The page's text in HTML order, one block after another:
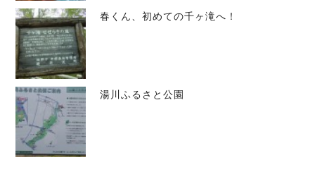
春くん、初めての千ヶ滝へ！
湯川ふるさと公園